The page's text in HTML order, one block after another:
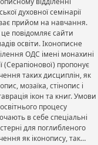
духовної семінарії
прийом на навчання.
повідомляє сайти
освіти. Іконописне
ОДС імені монахині
(Серапіонової) пропонує
таких дисциплін, як
мозаїка, стінопис і
ікон та книг. Умови
процесу
в себе спеціальні
для поглибленого
як іконопису, так…